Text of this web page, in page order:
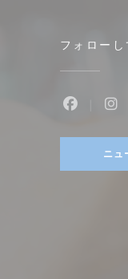
いウィンドウで開きます
フォロー
ニュ